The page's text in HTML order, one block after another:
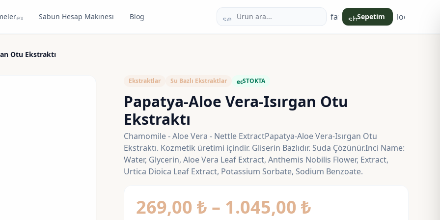
expand_moreSabun Hesap Makinesi Blog search favoriteshopping_bag
Sepetim login
Otu Ekstraktı
Ekstraktlar Su Bazlı Ekstraktlar ecoSTOKTA
Papatya-Aloe Vera-Isırgan Otu
Ekstraktı
Chamomile - Aloe Vera - Nettle ExtractPapatya-Aloe Vera-Isırgan Otu
Ekstraktı. Kozmetik üretimi içindir. Gliserin Bazlıdır. Suda Çözünür.Inci Name:
Water, Glycerin, Aloe Vera Leaf Extract, Anthemis Nobilis Flower, Extract,
Urtica Dioica Leaf Extract, Potassium Sorbate, Sodium Benzoate.
269,00 ₺ – 1.045,00 ₺